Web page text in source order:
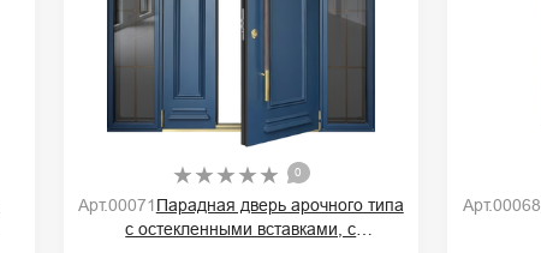
0
Арт.00071Парадная дверь арочного типа
с остекленными вставками, с
Арт.00068